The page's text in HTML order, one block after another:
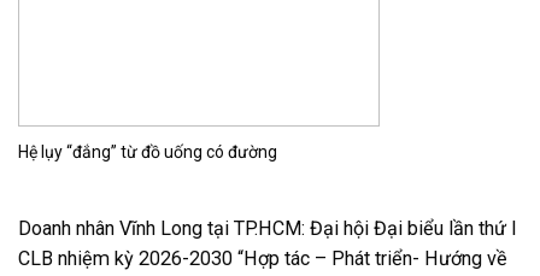
Hệ lụy “đắng” từ đồ uống có đường
Doanh nhân Vĩnh Long tại TP.HCM: Đại hội Đại biểu lần thứ I
CLB nhiệm kỳ 2026-2030 “Hợp tác – Phát triển- Hướng về